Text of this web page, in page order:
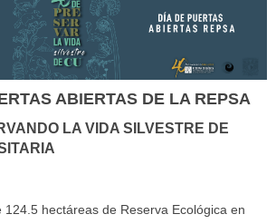
ABIERTAS DE LA REPSA
LA VIDA SILVESTRE DE
124.5 hectáreas de Reserva Ecológica en